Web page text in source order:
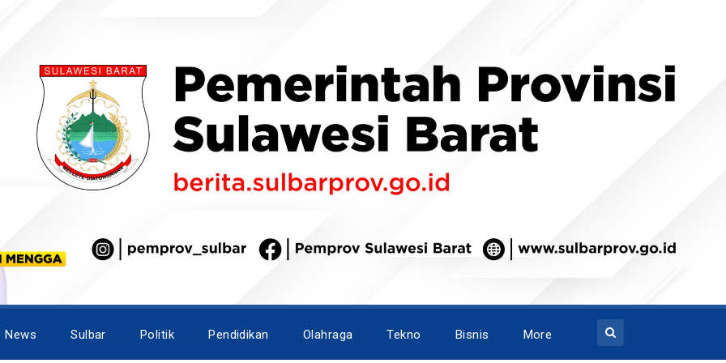
News Sulbar Politik Pendidikan Olahraga Tekno Bisnis More